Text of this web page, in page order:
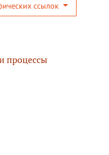
процессы
ссылок